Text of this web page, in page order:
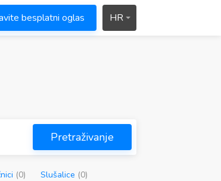
besplatni oglas HR
Pretraživanje
(0) Slušalice (0)